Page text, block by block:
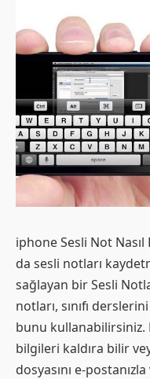
iphone Sesli Not
da sesli notları
sağlayan bir Sesli
notları, sınıfı
bunu
bilgileri kaldıra bilir
dosyasını e-